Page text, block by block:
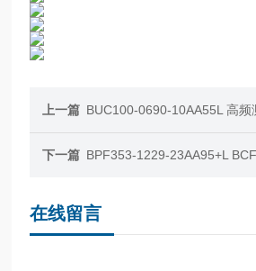
上一篇 BUC100-0690-10AA55L 高频
下一篇 BPF353-1229-23AA95+L BCF360-1270-
在线留言